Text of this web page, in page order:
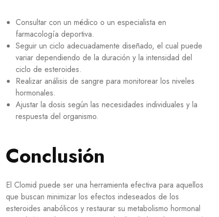
Consultar con un médico o un especialista en
farmacología deportiva.
Seguir un ciclo adecuadamente diseñado, el cual puede
variar dependiendo de la duración y la intensidad del
ciclo de esteroides.
Realizar análisis de sangre para monitorear los niveles
hormonales.
Ajustar la dosis según las necesidades individuales y la
respuesta del organismo.
Conclusión
El Clomid puede ser una herramienta efectiva para aquellos
que buscan minimizar los efectos indeseados de los
esteroides anabólicos y restaurar su metabolismo hormonal